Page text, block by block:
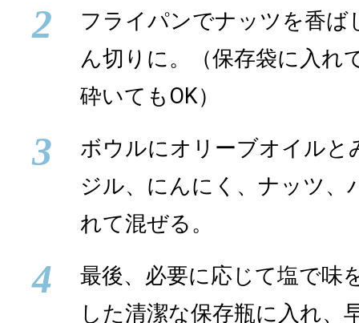
2
フライパンでナッツを香ば
ん切りに。（保存袋に入れ
砕いてもOK）
3
ボウルにオリーブオイルと
ジル、にんにく、ナッツ、
れて混ぜる。
4
最後、必要に応じて塩で味
した清潔な保存瓶に入れ、